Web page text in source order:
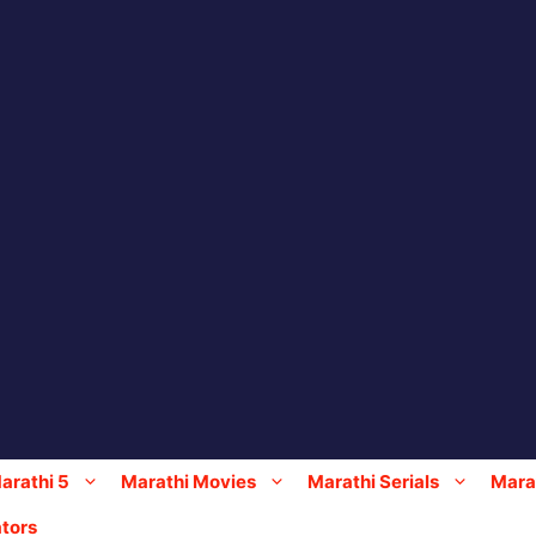
5 Marathi Movies Marathi Serials